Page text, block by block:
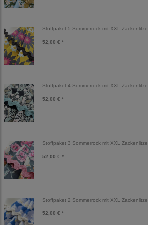
Stoffpaket 5 Sommerrock mit XXL Zackenlitze
52,00 € *
Stoffpaket 4 Sommerrock mit XXL Zackenlitze
52,00 € *
Stoffpaket 3 Sommerrock mit XXL Zackenlitze
52,00 € *
Stoffpaket 2 Sommerrock mit XXL Zackenlitze
52,00 € *